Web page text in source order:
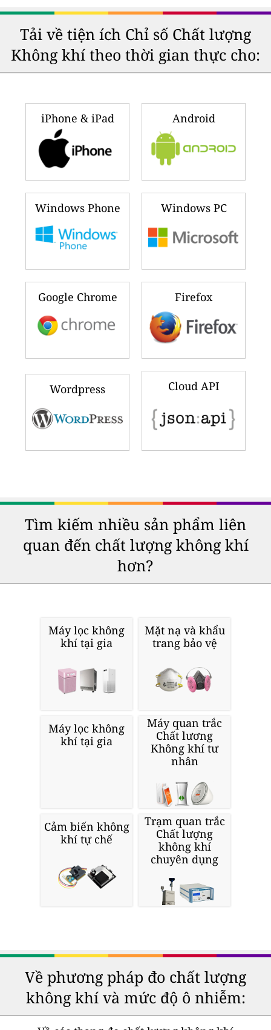
Tải về tiện ích Chỉ số Chất lượng
Không khí theo thời gian thực cho:
iPhone & iPad Android
Windows Phone Windows PC
Google Chrome Firefox
Wordpress Cloud API
Tìm kiếm nhiều sản phẩm liên
quan đến chất lượng không khí
hơn?
Máy lọc không
khí tại gia
Mặt nạ và khẩu
trang bảo vệ
Máy lọc không
khí tại gia
Máy quan trắc
Chất lương
Không khí tư
nhân
Cảm biến không
khí tự chế
Trạm quan trắc
Chất lượng
không khí
chuyên dụng
Về phương pháp đo chất lượng
không khí và mức độ ô nhiễm: